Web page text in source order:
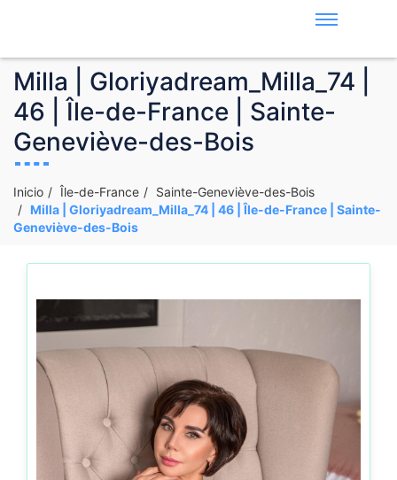
Milla | Gloriyadream_Milla_74 |
46 | Île-de-France | Sainte-
Geneviève-des-Bois
Inicio Île-de-France
Sainte-Geneviève-des-Bois
Milla | Gloriyadream_Milla_74 | 46 | Île-de-France | Sainte-
Geneviève-des-Bois